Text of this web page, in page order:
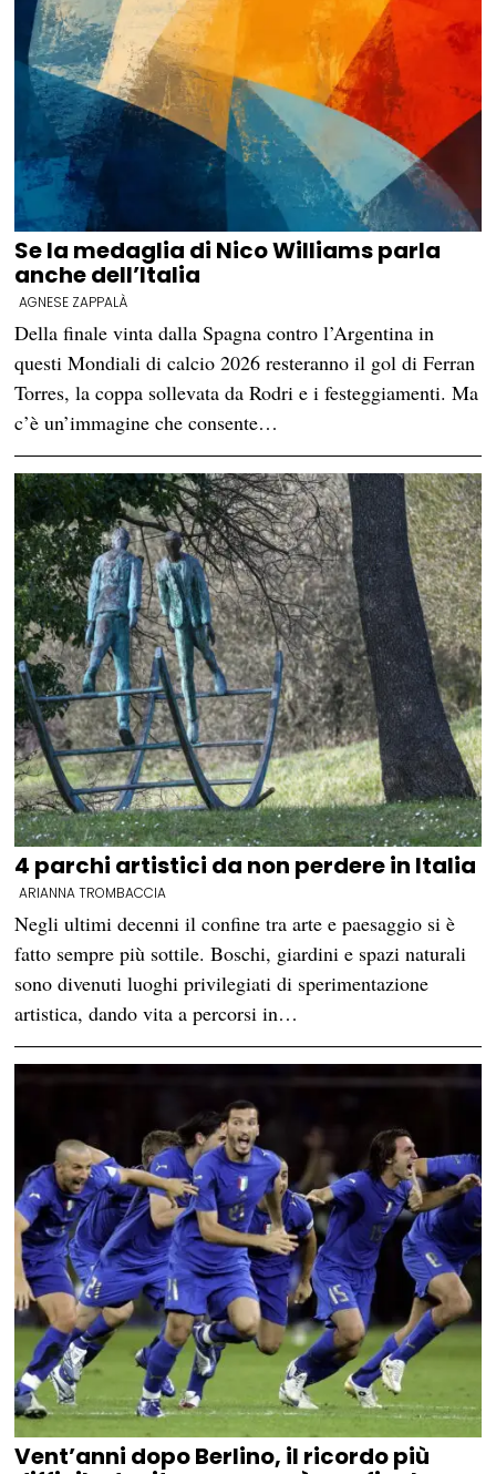
Se la medaglia di Nico Williams parla
anche dell’Italia
AGNESE ZAPPALÀ
Della finale vinta dalla Spagna contro l’Argentina in
questi Mondiali di calcio 2026 resteranno il gol di Ferran
Torres, la coppa sollevata da Rodri e i festeggiamenti. Ma
c’è un’immagine che consente…
4 parchi artistici da non perdere in Italia
ARIANNA TROMBACCIA
Negli ultimi decenni il confine tra arte e paesaggio si è
fatto sempre più sottile. Boschi, giardini e spazi naturali
sono divenuti luoghi privilegiati di sperimentazione
artistica, dando vita a percorsi in…
Vent’anni dopo Berlino, il ricordo più